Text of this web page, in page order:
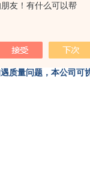
友！有什么可以帮
责
标准品在国内
。
质量问题，本公司可